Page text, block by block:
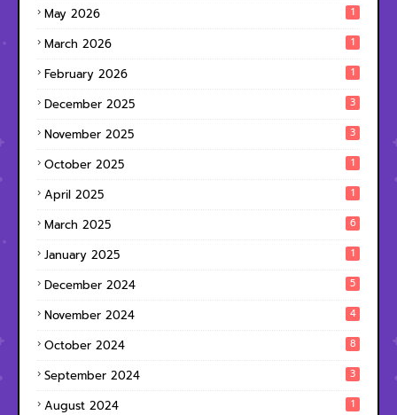
May 2026 1
March 2026 1
February 2026 1
December 2025 3
November 2025 3
October 2025 1
April 2025 1
March 2025 6
January 2025 1
December 2024 5
November 2024 4
October 2024 8
September 2024 3
August 2024 1